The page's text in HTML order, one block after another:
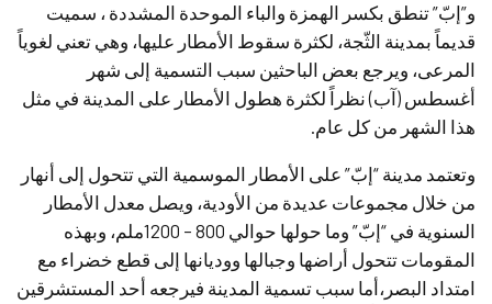
و”إبّ” تنطق بكسر الهمزة والباء الموحدة المشددة ، سميت
قديماً بمدينة الثّجة، لكثرة سقوط الأمطار عليها، وهي تعني لغوياً
المرعى، ويرجع بعض الباحثين سبب التسمية إلى شهر
أغسطس (آب) نظراً لكثرة هطول الأمطار على المدينة في مثل
هذا الشهر من كل عام.
وتعتمد مدينة “إبّ” على الأمطار الموسمية التي تتحول إلى أنهار
من خلال مجموعات عديدة من الأودية، ويصل معدل الأمطار
السنوية في “إبّ” وما حولها حوالي 800 – 1200ملم، وبهذه
المقومات تتحول أراضها وجبالها ووديانها إلى قطع خضراء مع
امتداد البصر،أما سبب تسمية المدينة فيرجعه أحد المستشرقين